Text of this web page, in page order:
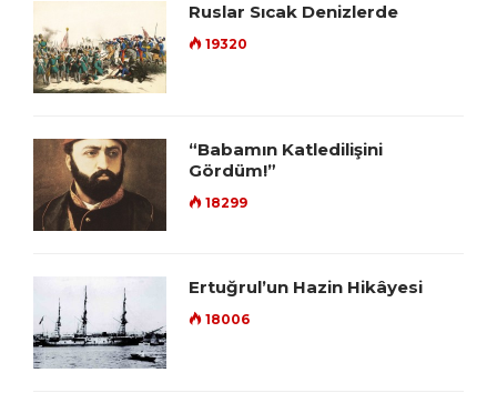
Ruslar Sıcak Denizlerde
19320
“Babamın Katledilişini
Gördüm!”
18299
Ertuğrul’un Hazin Hikâyesi
18006